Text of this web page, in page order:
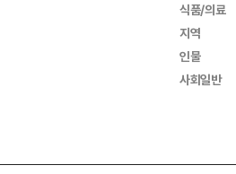
식품/의료
지역
인물
사회일반